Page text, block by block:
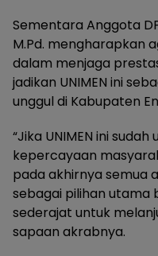
Sementara Anggota
M.Pd. mengharapkan
dalam menjaga
jadikan UNIMEN ini
unggul di Kabupaten
“Jika UNIMEN ini
kepercayaan
pada akhirnya semua
sebagai pilihan utama
sederajat untuk
sapaan akrabnya.